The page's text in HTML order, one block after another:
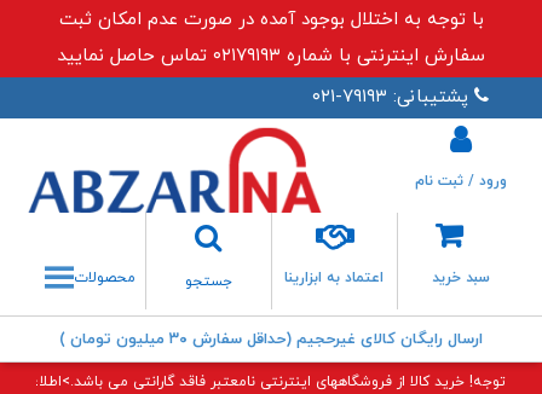
با توجه به اختلال بوجود آمده در صورت عدم امکان ثبت
سفارش اینترنتی با شماره ۰۲۱۷۹۱۹۳ تماس حاصل نمایید
پشتیبانی: ۷۹۱۹۳-۰۲۱
سبد خرید اعتماد به ابزارینا
جستجو
جستجو
ورود / ثبت نام
محصولات
ارسال رایگان کالای غیرحجیم (حداقل سفارش ۳۰ میلیون تومان )
توجه! خرید کالا از فروشگاههای اینترنتی نامعتبر فاقد گارانتی می باشد.>اطلاعات